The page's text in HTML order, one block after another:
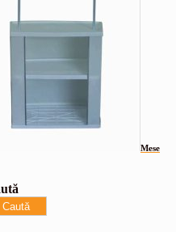
Mese
Caută